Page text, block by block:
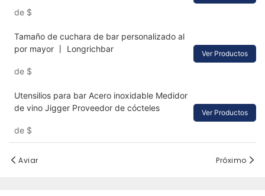
de $
Tamaño de cuchara de bar personalizado al
por mayor 丨 Longrichbar
de $
Ver Productos
Utensilios para bar Acero inoxidable Medidor
de vino Jigger Proveedor de cócteles
de $
Ver Productos
Aviar Próximo